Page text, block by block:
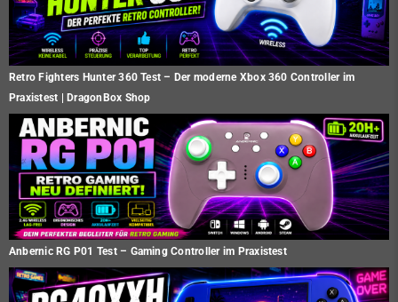
Retro Fighters Hunter 360 Test – Der moderne Xbox 360 Controller im
Praxistest | DragonBox Shop
Anbernic RG P01 Test – Gaming Controller im Praxistest